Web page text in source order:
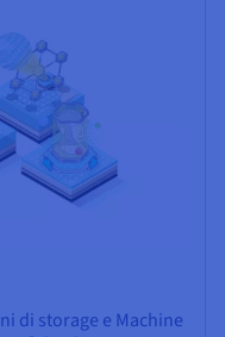
di storage e Machine